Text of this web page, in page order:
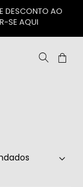
DESCONTO AO
SE AQUI